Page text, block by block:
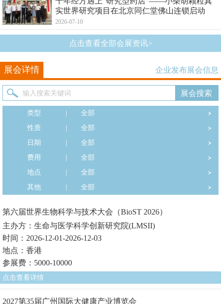
实世界研究项目在北京同仁堂佛山连锁启动
2026-07-10
点击查看全部会展资讯>
展会详情 企业发布展会信息
类型
全部
性质
全部
日期
全部
费用
全部
地点
全部
其他
全部
第六届世界生物科学与技术大会（BioST 2026）
主办方：生命与医学科学创新研究院(LMSII)
时间：2026-12-01-2026-12-03
地点：香港
参展费：5000-10000
点击查看详情
2027第35届广州国际大健康产业博览会